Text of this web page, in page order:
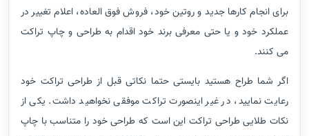
برای انجام کارها جدید و روتین خود، فروش فوق العاده، اعلام تغییر در
عملکرد خود و یا حتی معرفی برند خود اقدام به طراحی و چاپ تراکت
می کنند.
اگر شما طراح هستید بایستی حتما نکاتی قبل از طراحی تراکت خود
رعایت نمایید، در غیر اینصورت تراکت موفقی نخواهید داشت. یکی از
نکات طلایی طراحی تراکت این است که طراحی خود را متناسب با چاپ